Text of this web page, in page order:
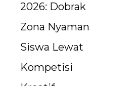
2026: Dobrak
Zona Nyaman
Siswa Lewat
Kompetisi